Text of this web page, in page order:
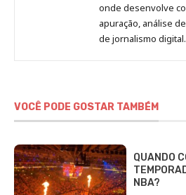
onde desenvolve
apuração, análise
de jornalismo
VOCÊ PODE GOSTAR TAMBÉM
QUANDO
NBA?